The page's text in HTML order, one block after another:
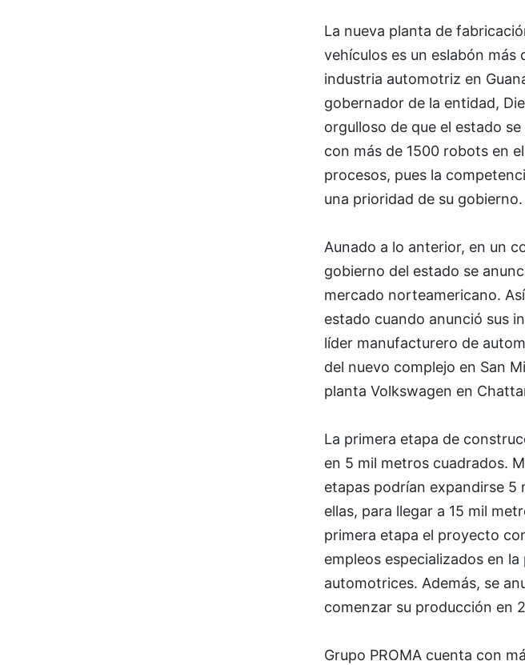
La nueva planta de
vehículos es un eslabón más
industria automotriz en
gobernador de la entidad,
orgulloso de que el estado
con más de 1500 robots en
procesos, pues la
una prioridad de su gobierno.
Aunado a lo anterior, en un
gobierno del estado se
mercado norteamericano.
estado cuando anunció sus
líder manufacturero de
del nuevo complejo en San
planta Volkswagen en
La primera etapa de
en 5 mil metros cuadrados.
etapas podrían expandirse 5
ellas, para llegar a 15 mil
primera etapa el proyecto
empleos especializados en
automotrices. Además, se
comenzar su producción en
Grupo PROMA cuenta con